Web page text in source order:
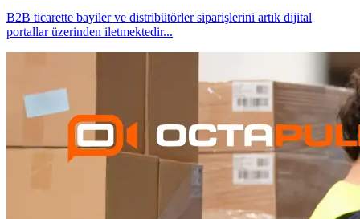
B2B ticarette bayiler ve distribütörler siparişlerini artık dijital
portallar üzerinden iletmektedir...